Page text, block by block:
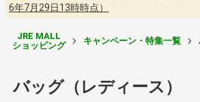
6年7月29日13時時点）
JRE MALL
ショッピング
キャンペーン・特集一覧
バッグ（レディース）